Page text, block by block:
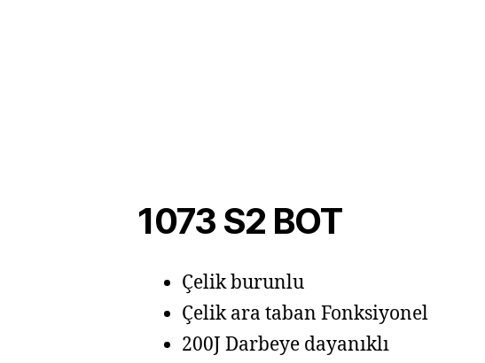
1073 S2 BOT
Çelik burunlu
Çelik ara taban Fonksiyonel
200J Darbeye dayanıklı